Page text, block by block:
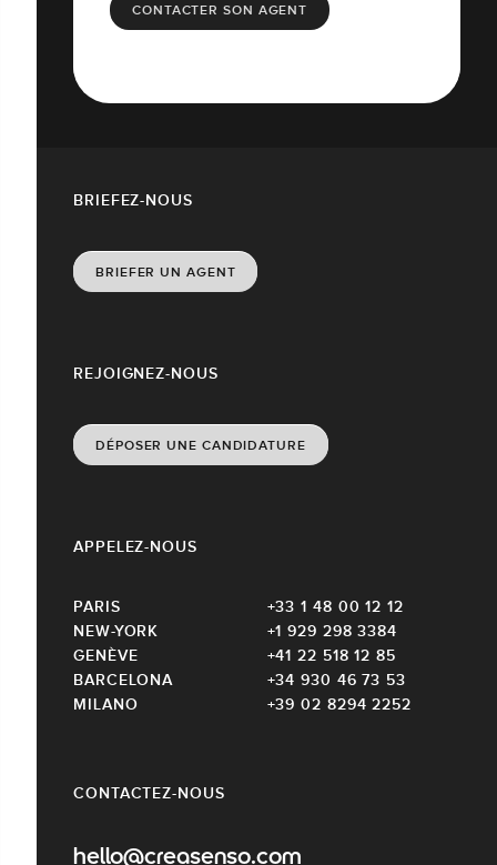
CONTACTER SON AGENT
CONTACTEZ-NOUS
hello@creasenso.com
REJOIGNEZ-NOUS
DÉPOSER UNE CANDIDATURE
APPELEZ-NOUS
PARIS
+33 1 48 00 12 12
NEW-YORK
+1 929 298 3384
GENÈVE
+41 22 518 12 85
BARCELONA
+34 930 46 73 53
MILANO
+39 02 8294 2252
BRIEFEZ-NOUS
BRIEFER UN AGENT